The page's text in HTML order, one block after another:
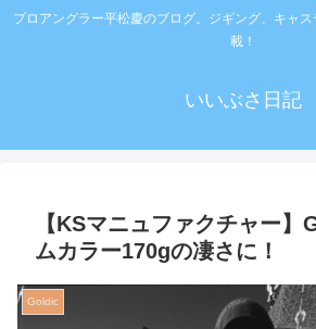
プロアングラー平松慶のブログ。ジギング、キャ
載！
いいぶさ日記
【KSマニュファクチャー
ムカラー170gの凄さに！
Goldic